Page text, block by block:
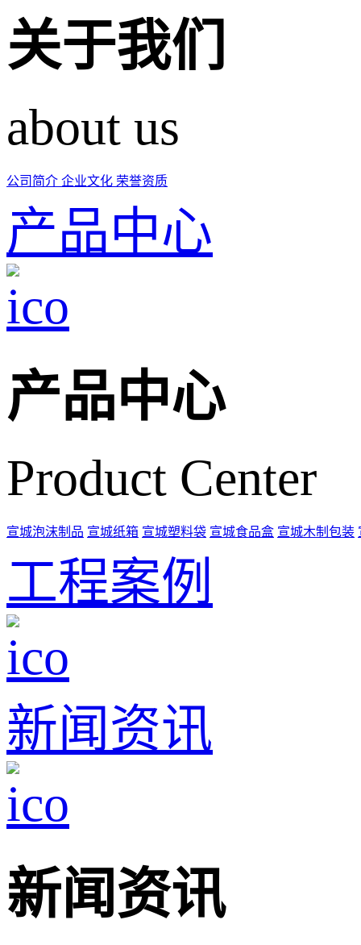
关于我们
about us
公司简介 企业文化 荣誉资质
产品中心
产品中心
Product Center
宣城泡沫制品 宣城纸箱 宣城塑料袋 宣城食品盒 宣城木制包装
工程案例
新闻资讯
新闻资讯